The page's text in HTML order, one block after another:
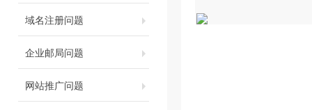
域名注册问题
企业邮局问题
网站推广问题